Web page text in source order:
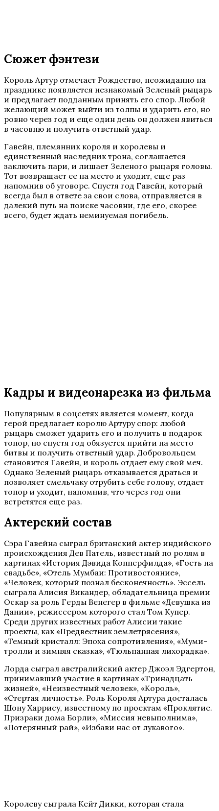
Сюжет фэнтези
Король Артур отмечает Рождество, неожиданно на
празднике появляется незнакомый Зеленый рыцарь
и предлагает подданным принять его спор. Любой
желающий может выйти из толпы и ударить его, но
ровно через год и еще один день он должен явиться
в часовню и получить ответный удар.
Гавейн, племянник короля и королевы и
единственный наследник трона, соглашается
заключить пари, и лишает Зеленого рыцаря головы.
Тот возвращает ее на место и уходит, еще раз
напомнив об уговоре. Спустя год Гавейн, который
всегда был в ответе за свои слова, отправляется в
далекий путь на поиске часовни, где его, скорее
всего, будет ждать неминуемая погибель.
Кадры и видеонарезка из фильма
Популярным в соцсетях является момент, когда
герой предлагает королю Артуру спор: любой
рыцарь сможет ударить его и получить в подарок
топор, но спустя год обязуется прийти на место
битвы и получить ответный удар. Добровольцем
становится Гавейн, и король отдает ему свой меч.
Однако Зеленый рыцарь отказывается драться и
позволяет смельчаку отрубить себе голову, отдает
топор и уходит, напомнив, что через год они
встретятся еще раз.
Актерский состав
Сэра Гавейна сыграл британский актер индийского
происхождения Дев Патель, известный по ролям в
картинах «История Дэвида Копперфилда», «Гость на
свадьбе», «Отель Мумбаи: Противостояние»,
«Человек, который познал бесконечность». Эссель
сыграла Алисия Викандер, обладательница премии
Оскар за роль Герды Венегер в фильме «Девушка из
Дании», режиссером которого стал Том Купер.
Среди других известных работ Алисии такие
проекты, как «Предвестник землетрясения»,
«Темный кристалл: Эпоха сопротивления», «Муми-
тролли и зимняя сказка», «Тюльпанная лихорадка».
Лорда сыграл австралийский актер Джоэл Эдгертон,
принимавший участие в картинах «Тринадцать
жизней», «Неизвестный человек», «Король»,
«Стертая личность». Роль Короля Артура досталась
Шону Харрису, известному по проектам «Проклятие.
Призраки дома Борли», «Миссия невыполнима»,
«Потерянный рай», «Избави нас от лукавого».
Королеву сыграла Кейт Дикки, которая стала